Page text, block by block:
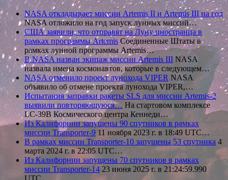
NASA откладывает миссии Artemis II и Artemis III на год
NASA отложило на год запуск лунных миссий…
США заявили, что отправят на Луну иностранца в
рамках программы Artemis Соединенные Штаты в
рамках лунной программы Artemis…
В NASA назван экипаж миссии Artemis III NASA
назвала имена космонавтов, которые в следующем…
NASA отменило проект лунохода VIPER NASA
объявило об отмене проекта лунохода VIPER,…
Испытания заправки ракеты SLS для миссии Artemis-2
выявили повторяющуюся… На стартовом комплексе
LC-39B Космического центра Кеннеди…
Из Калифорнии запущены 90 спутников в рамках
миссии Transporter-9 11 ноября 2023 г. в 18:49 UTC…
В рамках миссии Transporter-10 запущены 53 спутника 4
марта 2024 г. в 22:05 UTC…
Из Калифорнии запущены 70 спутников в рамках
миссии Transporter-14 23 июня 2025 г. в 21:24:59.990